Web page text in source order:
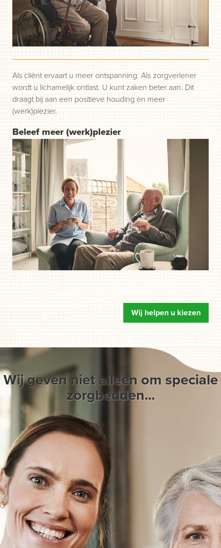
Beleef meer (werk)plezier
Als cliënt ervaart u meer ontspanning. Als zorgverlener
wordt u lichamelijk ontlast. U kunt zaken beter aan. Dit
draagt bij aan een positieve houding en meer
(werk)plezier.
Wij helpen u kiezen
Wij geven niet alleen om speciale
zorgbedden...